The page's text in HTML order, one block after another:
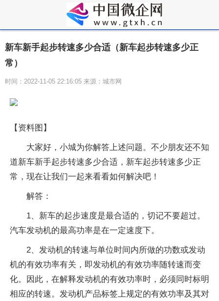
新车新手起步转速多少合适（新车起步转速多少正
常）
时间：2022-11-05 22:16:05 来源：城市网
【资料图】
大家好，小城为你解答上述问题。不少朋友还不知
道新车新手起步转速多少合适，新车起步转速多少正
常，现在让我们一起来看看如何解决吧！
解答：
1、新车的起步速度是最合适的，切记不要超过。
汽车发动机的最高功率是在一定速度下。
2、发动机的转速与单位时间内所做的功数或发动
机的有效功率有关，即发动机的有效功率随转速而变
化。因此，在解释发动机的有效功率时，必须同时标明
相应的转速。发动机产品标签上规定的有效功率及其对